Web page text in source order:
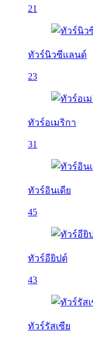
21
ทัวร์นิวซีแลนด์
23
ทัวร์อเมริกา
31
ทัวร์อินเดีย
45
ทัวร์อียิปต์
43
ทัวร์รัสเซีย